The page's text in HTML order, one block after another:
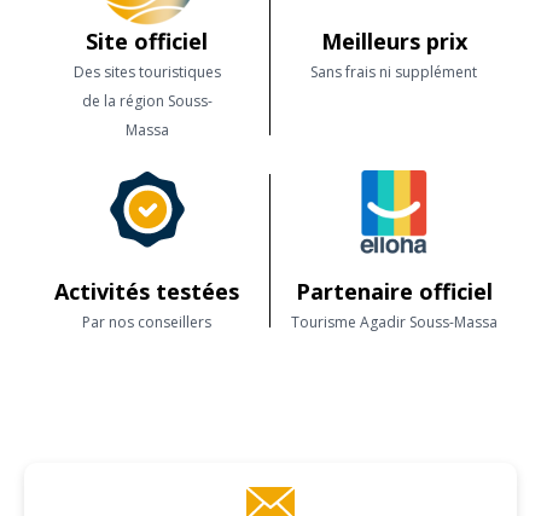
Site officiel
Des sites touristiques
de la région Souss-
Massa
Meilleurs prix
Sans frais ni supplément
Activités testées
Par nos conseillers
Partenaire officiel
Tourisme Agadir Souss-Massa